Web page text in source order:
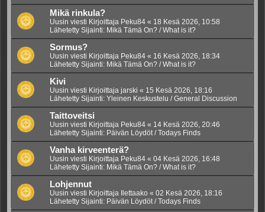
Mikä rinkula?
Uusin viesti Kirjoittaja Peku84 « 18 Kesä 2026, 10:58
Lähetetty Sijainti: Mikä Tämä On? / What is it?
Sormus?
Uusin viesti Kirjoittaja Peku84 « 16 Kesä 2026, 18:34
Lähetetty Sijainti: Mikä Tämä On? / What is it?
Kivi
Uusin viesti Kirjoittaja jarski « 15 Kesä 2026, 18:16
Lähetetty Sijainti: Yleinen Keskustelu / General Discussion
Taittoveitsi
Uusin viesti Kirjoittaja Peku84 « 14 Kesä 2026, 20:46
Lähetetty Sijainti: Päivän Löydöt / Todays Finds
Vanha kirveenterä?
Uusin viesti Kirjoittaja Peku84 « 04 Kesä 2026, 16:48
Lähetetty Sijainti: Mikä Tämä On? / What is it?
Lohjennut
Uusin viesti Kirjoittaja Ilettaako « 02 Kesä 2026, 18:16
Lähetetty Sijainti: Päivän Löydöt / Todays Finds